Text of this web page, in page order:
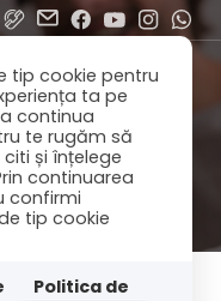
tip cookie pentru
ta pe
continua
te rugăm să
și înțelege
continuarea
confirmi
tip cookie
Politica de